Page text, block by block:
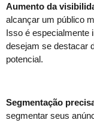
Aumento da
alcançar um público
Isso é especialmente
desejam se destacar
potencial.
Segmentação
segmentar seus